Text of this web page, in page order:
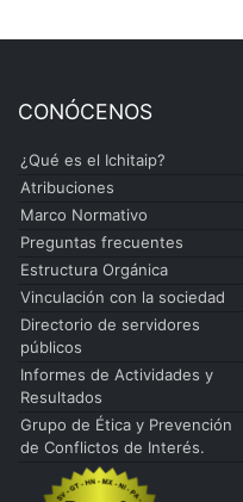
CONÓCENOS
¿Qué es el Ichitaip?
Atribuciones
Marco Normativo
Preguntas frecuentes
Estructura Orgánica
Vinculación con la sociedad
Directorio de servidores
públicos
Informes de Actividades y
Resultados
Grupo de Ética y Prevención
de Conflictos de Interés.